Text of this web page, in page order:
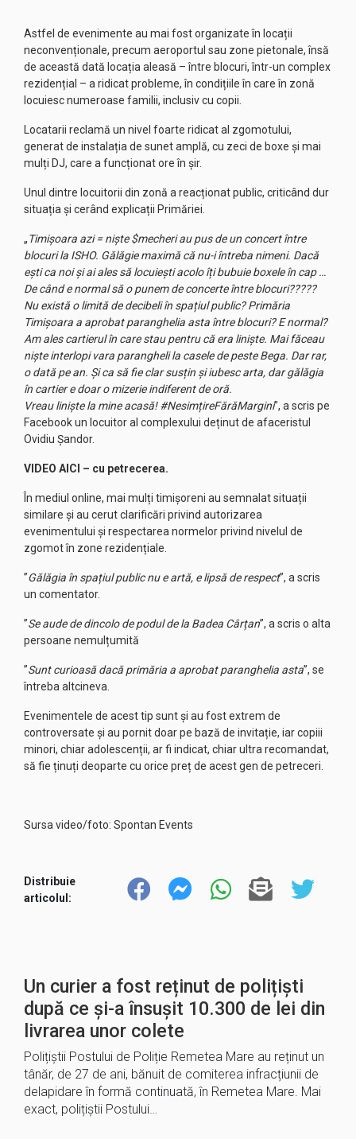
Astfel de evenimente au mai fost organizate în locații
neconvenționale, precum aeroportul sau zone pietonale, însă
de această dată locația aleasă – între blocuri, într-un complex
rezidențial – a ridicat probleme, în condițiile în care în zonă
locuiesc numeroase familii, inclusiv cu copii.
Locatarii reclamă un nivel foarte ridicat al zgomotului,
generat de instalația de sunet amplă, cu zeci de boxe și mai
mulți DJ, care a funcționat ore în șir.
Unul dintre locuitorii din zonă a reacționat public, criticând dur
situația și cerând explicații Primăriei.
„Timișoara azi = niște $mecheri au pus de un concert între
blocuri la ISHO. Gălăgie maximă că nu-i întreba nimeni. Dacă
ești ca noi și ai ales să locuiești acolo îți bubuie boxele în cap …
De când e normal să o punem de concerte între blocuri?????
Nu există o limită de decibeli în spațiul public? Primăria
Timișoara a aprobat paranghelia asta între blocuri? E normal?
Am ales cartierul în care stau pentru că era liniște. Mai făceau
niște interlopi vara parangheli la casele de peste Bega. Dar rar,
o dată pe an. Și ca să fie clar susțin și iubesc arta, dar gălăgia
în cartier e doar o mizerie indiferent de oră.
Vreau liniște la mine acasă! #NesimțireFărăMargini”, a scris pe
Facebook un locuitor al complexului deținut de afaceristul
Ovidiu Șandor.
VIDEO AICI – cu petrecerea.
În mediul online, mai mulți timișoreni au semnalat situații
similare și au cerut clarificări privind autorizarea
evenimentului și respectarea normelor privind nivelul de
zgomot în zone rezidențiale.
”Gălăgia în spațiul public nu e artă, e lipsă de respect”, a scris
un comentator.
”Se aude de dincolo de podul de la Badea Cârțan”, a scris o alta
persoane nemulțumită
”Sunt curioasă dacă primăria a aprobat paranghelia asta”, se
întreba altcineva.
Evenimentele de acest tip sunt și au fost extrem de
controversate și au pornit doar pe bază de invitație, iar copiii
minori, chiar adolescenții, ar fi indicat, chiar ultra recomandat,
să fie ținuți deoparte cu orice preț de acest gen de petreceri.
Sursa video/foto: Spontan Events
Distribuie
articolul:
Un curier a fost reținut de polițiști
după ce și-a însușit 10.300 de lei din
livrarea unor colete
Polițiștii Postului de Poliție Remetea Mare au reținut un
tânăr, de 27 de ani, bănuit de comiterea infracțiunii de
delapidare în formă continuată, în Remetea Mare. Mai
exact, polițiștii Postului…